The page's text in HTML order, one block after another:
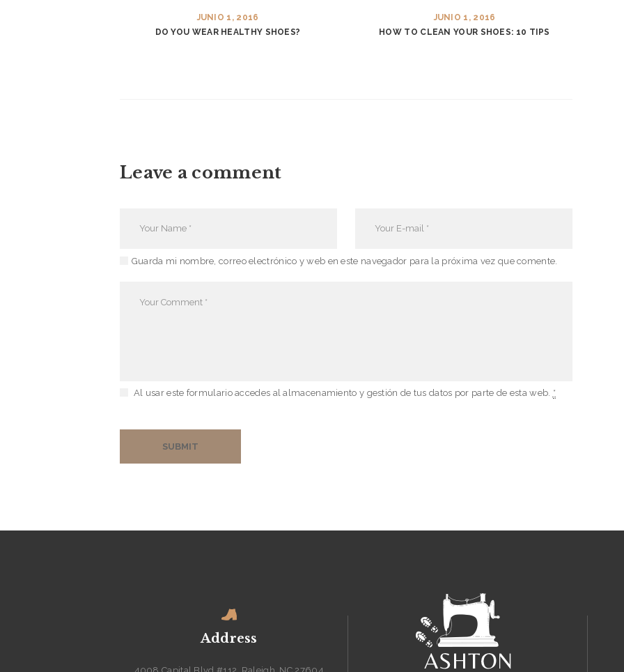
JUNIO 1, 2016
DO YOU WEAR HEALTHY SHOES?
JUNIO 1, 2016
HOW TO CLEAN YOUR SHOES: 10 TIPS
Leave a comment
Guarda mi nombre, correo electrónico y web en este navegador para la próxima vez que comente.
Al usar este formulario accedes al almacenamiento y gestión de tus datos por parte de esta web. *
Address